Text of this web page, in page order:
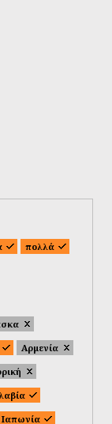
πολλά
Αρμενία
Ιαπωνία